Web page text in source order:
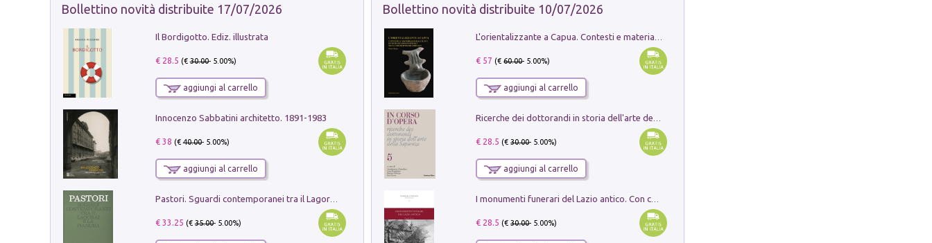
Bollettino novità distribuite 17/07/2026
Il Bordigotto. Ediz. illustrata
€ 28.5 (€30.00- 5.00%)
aggiungi al carrello
Innocenzo Sabbatini architetto. 1891-1983
€ 38 (€40.00- 5.00%)
aggiungi al carrello
Pastori. Sguardi contemporanei tra il Lagorai e la pianura. Ediz. illustrata
€ 33.25 (€35.00- 5.00%)
Bollettino novità distribuite 10/07/2026
€ 57 (€60.00- 5.00%)
aggiungi al carrello
€ 28.5 (€30.00- 5.00%)
aggiungi al carrello
€ 28.5 (€30.00- 5.00%)